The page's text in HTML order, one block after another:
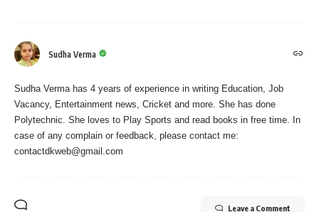
Sudha Verma
Sudha Verma has 4 years of experience in writing Education, Job
Vacancy, Entertainment news, Cricket and more. She has done
Polytechnic. She loves to Play Sports and read books in free time. In
case of any complain or feedback, please contact me:
contactdkweb@gmail.com
Leave a Comment